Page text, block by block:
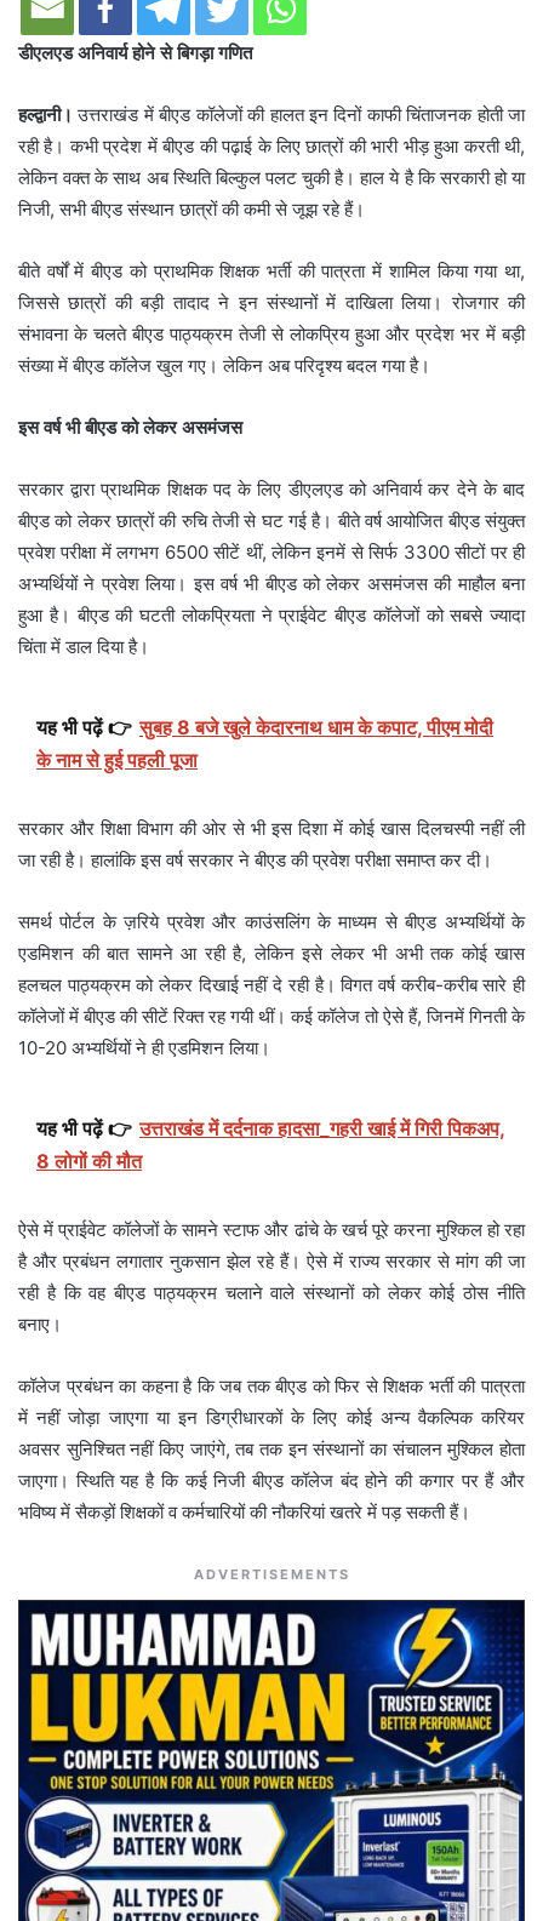
डीएलएड अनिवार्य होने से बिगड़ा गणित
हल्द्वानी। उत्तराखंड में बीएड कॉलेजों की हालत इन दिनों काफी चिंताजनक होती जा
रही है। कभी प्रदेश में बीएड की पढ़ाई के लिए छात्रों की भारी भीड़ हुआ करती थी,
लेकिन वक्त के साथ अब स्थिति बिल्कुल पलट चुकी है। हाल ये है कि सरकारी हो या
निजी, सभी बीएड संस्थान छात्रों की कमी से जूझ रहे हैं।
बीते वर्षों में बीएड को प्राथमिक शिक्षक भर्ती की पात्रता में शामिल किया गया था,
जिससे छात्रों की बड़ी तादाद ने इन संस्थानों में दाखिला लिया। रोजगार की
संभावना के चलते बीएड पाठ्यक्रम तेजी से लोकप्रिय हुआ और प्रदेश भर में बड़ी
संख्या में बीएड कॉलेज खुल गए। लेकिन अब परिदृश्य बदल गया है।
इस वर्ष भी बीएड को लेकर असमंजस
सरकार द्वारा प्राथमिक शिक्षक पद के लिए डीएलएड को अनिवार्य कर देने के बाद
बीएड को लेकर छात्रों की रुचि तेजी से घट गई है। बीते वर्ष आयोजित बीएड संयुक्त
प्रवेश परीक्षा में लगभग 6500 सीटें थीं, लेकिन इनमें से सिर्फ 3300 सीटों पर ही
अभ्यर्थियों ने प्रवेश लिया। इस वर्ष भी बीएड को लेकर असमंजस की माहौल बना
हुआ है। बीएड की घटती लोकप्रियता ने प्राईवेट बीएड कॉलेजों को सबसे ज्यादा
चिंता में डाल दिया है।
यह भी पढ़ें 👉 सुबह 8 बजे खुले केदारनाथ धाम के कपाट, पीएम मोदी
के नाम से हुई पहली पूजा
सरकार और शिक्षा विभाग की ओर से भी इस दिशा में कोई खास दिलचस्पी नहीं ली
जा रही है। हालांकि इस वर्ष सरकार ने बीएड की प्रवेश परीक्षा समाप्त कर दी।
समर्थ पोर्टल के ज़रिये प्रवेश और काउंसलिंग के माध्यम से बीएड अभ्यर्थियों के
एडमिशन की बात सामने आ रही है, लेकिन इसे लेकर भी अभी तक कोई खास
हलचल पाठ्यक्रम को लेकर दिखाई नहीं दे रही है। विगत वर्ष करीब-करीब सारे ही
कॉलेजों में बीएड की सीटें रिक्त रह गयी थीं। कई कॉलेज तो ऐसे हैं, जिनमें गिनती के
10-20 अभ्यर्थियों ने ही एडमिशन लिया।
यह भी पढ़ें 👉 उत्तराखंड में दर्दनाक हादसा_गहरी खाई में गिरी पिकअप,
8 लोगों की मौत
ऐसे में प्राईवेट कॉलेजों के सामने स्टाफ और ढांचे के खर्च पूरे करना मुश्किल हो रहा
है और प्रबंधन लगातार नुकसान झेल रहे हैं। ऐसे में राज्य सरकार से मांग की जा
रही है कि वह बीएड पाठ्यक्रम चलाने वाले संस्थानों को लेकर कोई ठोस नीति
बनाए।
कॉलेज प्रबंधन का कहना है कि जब तक बीएड को फिर से शिक्षक भर्ती की पात्रता
में नहीं जोड़ा जाएगा या इन डिग्रीधारकों के लिए कोई अन्य वैकल्पिक करियर
अवसर सुनिश्चित नहीं किए जाएंगे, तब तक इन संस्थानों का संचालन मुश्किल होता
जाएगा। स्थिति यह है कि कई निजी बीएड कॉलेज बंद होने की कगार पर हैं और
भविष्य में सैकड़ों शिक्षकों व कर्मचारियों की नौकरियां खतरे में पड़ सकती हैं।
ADVERTISEMENTS